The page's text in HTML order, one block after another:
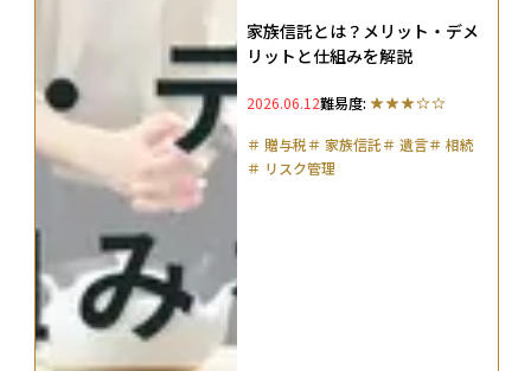
家族信託とは？メリット・デメ
リットと仕組みを解説
2026.06.12難易度:
＃ 贈与税＃ 家族信託＃ 遺言＃ 相続
＃ リスク管理